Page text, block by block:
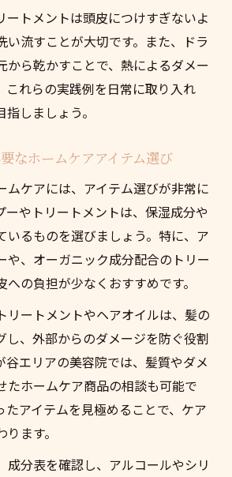
ートメントは頭皮につけすぎないよ
い流すことが大切です。また、ドラ
から乾かすことで、熱によるダメー
これらの実践例を日常に取り入れ
しましょう。
なホームケアアイテム選び
ムケアには、アイテム選びが非常に
ーやトリートメントは、保湿成分や
いるものを選びましょう。特に、ア
や、オーガニック成分配合のトリー
への負担が少なくおすすめです。
リートメントやヘアオイルは、髪の
し、外部からのダメージを防ぐ役割
谷エリアの美容院では、髪質やダメ
たホームケア商品の相談も可能で
たアイテムを見極めることで、ケア
ます。
成分表を確認し、アルコールやシリ